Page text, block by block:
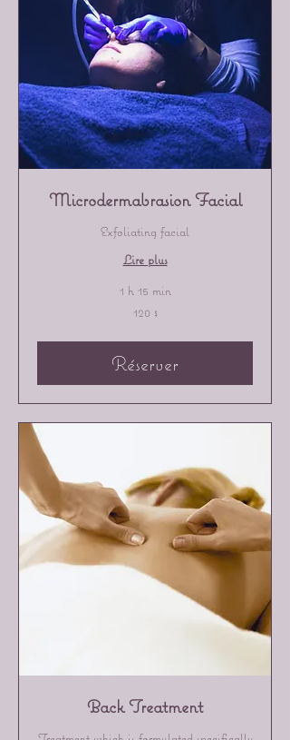
Microdermabrasion Facial
Exfoliating facial
Lire plus
1 h 15 min
120 $
Réserver
Back Treatment